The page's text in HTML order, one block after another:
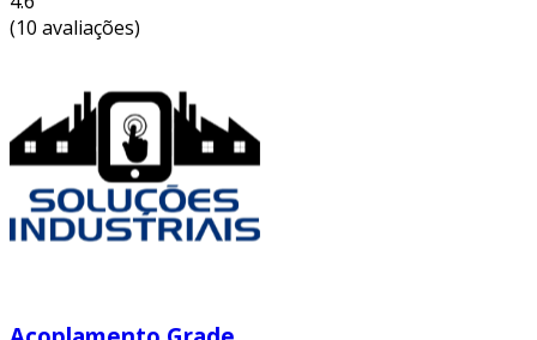
(10 avaliações)